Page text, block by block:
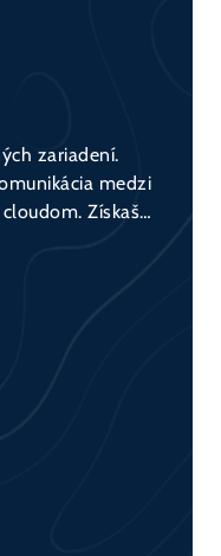
zariadení.
medzi
Získaš